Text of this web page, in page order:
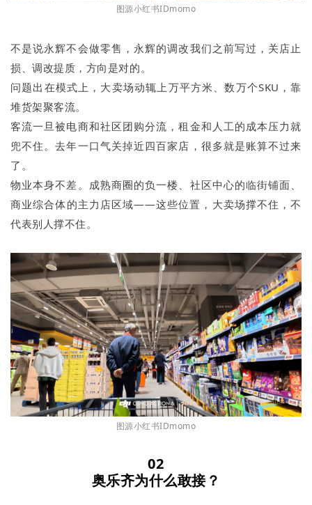
图源小红书IDmomo
不是说永辉不会做零售，永辉的调改我们之前写过，关店止
损、调改提质，方向是对的。
问题出在模式上，大卖场动辄上万平方米、数万个SKU，靠
堆货架聚客流。
客流一旦被电商和社区团购分流，租金和人工的成本压力就
兜不住。去年一口气关掉近四百家店，很多就是账算不过来
了。
物业本身不差。成熟商圈的负一楼、社区中心的临街铺面、
商业综合体的主力店区域——这些位置，大卖场撑不住，不
代表别人撑不住。
图源小红书IDmomo
02
奥乐齐为什么敢接？